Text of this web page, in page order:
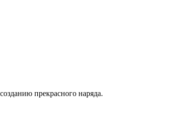
прекрасного наряда.